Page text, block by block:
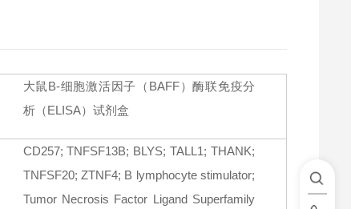
大鼠B-细胞激活因子（BAFF）酶联免疫分
析（ELISA）试剂盒
CD257; TNFSF13B; BLYS; TALL1; THANK;
TNFSF20; ZTNF4; B lymphocyte stimulator;
Tumor Necrosis Factor Ligand Superfamily